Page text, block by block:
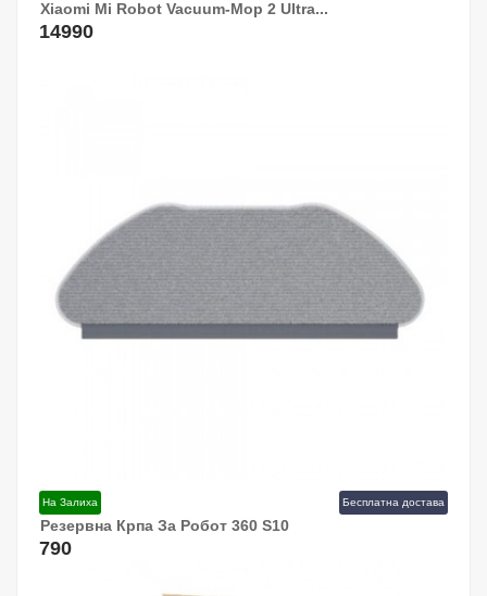
Xiaomi Mi Robot Vacuum-Mop 2 Ultra...
14990
На Залиха Бесплатна достава
Резервна Крпа За Робот 360 S10
790
Додај Во Кошница!